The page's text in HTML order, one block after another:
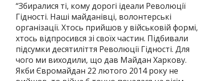
“Збиралися ті, кому дорогі ідеали Революції
Гідності. Наші майданівці, волонтерські
організації. Хтось прийшов у військовій формі,
хтось відпросився зі своїх частин. Підбивали
підсумки десятиліття Революції Гідності. Для
чого ми виходили, що дав Майдан Харкову.
Якби Євромайдан 22 лютого 2014 року не